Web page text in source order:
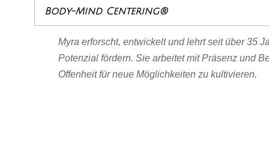
Body-Mind Centering®
Myra erforscht, entwickelt und lehrt seit über 35
Potenzial fördern. Sie arbeitet mit Präsenz und
Offenheit für neue Möglichkeiten zu kultivieren.